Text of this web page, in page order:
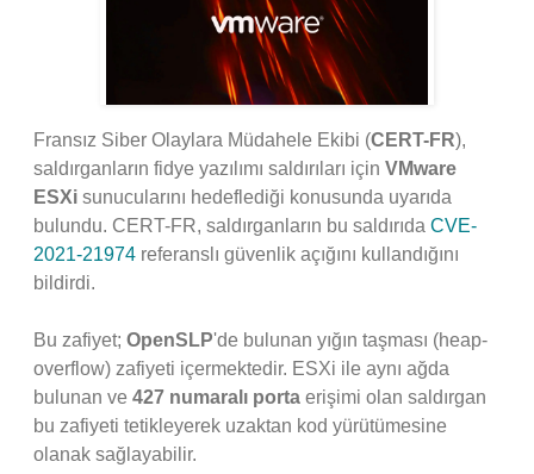
Fransız Siber Olaylara Müdahele Ekibi (CERT-FR),
saldırganların fidye yazılımı saldırıları için VMware
ESXi sunucularını hedeflediği konusunda uyarıda
bulundu. CERT-FR, saldırganların bu saldırıda CVE-
2021-21974 referanslı güvenlik açığını kullandığını
bildirdi.
Bu zafiyet; OpenSLP'de bulunan yığın taşması (heap-
overflow) zafiyeti içermektedir. ESXi ile aynı ağda
bulunan ve 427 numaralı porta erişimi olan saldırgan
bu zafiyeti tetikleyerek uzaktan kod yürütümesine
olanak sağlayabilir.